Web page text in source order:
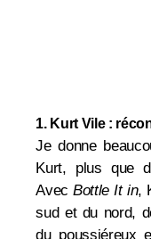
1. Kurt Vile :
Je donne
Kurt, plus que
AvecBottle It in,
sud et du nord,
du poussiéreux